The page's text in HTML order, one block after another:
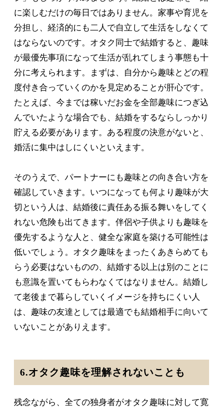
に楽しむだけの毎日ではありません。家事や育児を
分担し、経済的にも二人で自立して生活をしなくて
はならないのです。オタク同士で結婚すると、趣味
が最優先事項になって生活が乱れてしまう事態も十
分に考えられます。まずは、自分から趣味とどの程
度付き合っていくのかを見定めることが肝心です。
たとえば、今までは稼いだお金を全部趣味につぎ込
んでいたような場合でも、結婚をするならしっかり
貯える必要があります。ある程度の決意がないと、
婚活に集中はしにくいといえます。
そのうえで、パートナーにも趣味との向き合い方を
確認していきます。いつになっても何より趣味が大
切という人は、結婚後に責任ある振る舞いをしてく
れない危険も出てきます。伴侶や子供よりも趣味を
優先するような人と、健全な家庭を築ける可能性は
低いでしょう。オタク趣味をまったくあきらめても
らう必要はないものの、結婚する以上は別のことに
も意識を置いてもらわなくてはなりません。結婚し
て老後まで暮らしていくイメージを持ちにくい人
は、趣味の友達としては最適でも結婚相手に向いて
いないことがありえます。
6.オタク趣味を理解されないことも
残念ながら、全ての独身者がオタク趣味に対して寛